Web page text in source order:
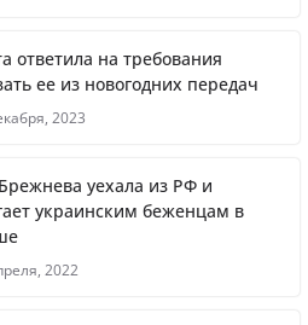
друг Путина
продал яхту и купил
ответила на требования
ее из новогодних передач
2023
уехала из РФ и
украинским беженцам в
2022